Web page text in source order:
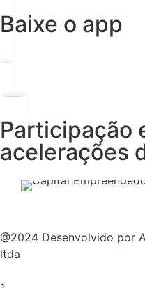
Baixe o app
Participação
acelerações
@2024 Desenvolvido por
ltda